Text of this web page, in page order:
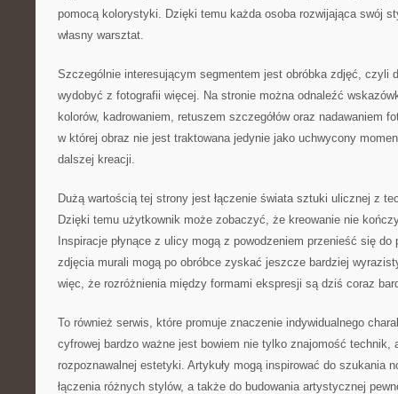
pomocą kolorystyki. Dzięki temu każda osoba rozwijająca swój
własny warsztat.
Szczególnie interesującym segmentem jest obróbka zdjęć, czyli
wydobyć z fotografii więcej. Na stronie można odnaleźć
kolorów, kadrowaniem, retuszem szczegółów oraz nadawaniem
w której obraz nie jest traktowana jedynie jako uchwycony
dalszej kreacji.
Dużą wartością tej strony jest łączenie świata sztuki ulicznej z
Dzięki temu użytkownik może zobaczyć, że kreowanie nie
Inspiracje płynące z ulicy mogą z powodzeniem przenieść się
zdjęcia murali mogą po obróbce zyskać jeszcze bardziej
więc, że rozróżnienia między formami ekspresji są dziś coraz
To również serwis, które promuje znaczenie indywidualnego
cyfrowej bardzo ważne jest bowiem nie tylko znajomość technik,
rozpoznawalnej estetyki. Artykuły mogą inspirować do szukania
łączenia różnych stylów, a także do budowania artystycznej